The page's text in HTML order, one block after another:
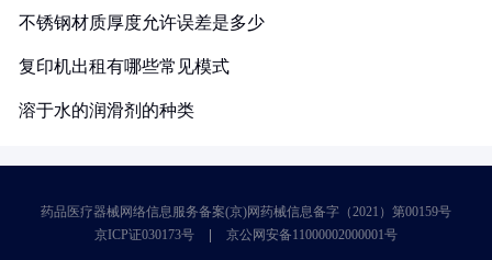
不锈钢材质厚度允许误差是多少
复印机出租有哪些常见模式
溶于水的润滑剂的种类
药品医疗器械网络信息服务备案(京)网药械信息备字（2021）第00159号
京ICP证030173号
京公网安备11000002000001号